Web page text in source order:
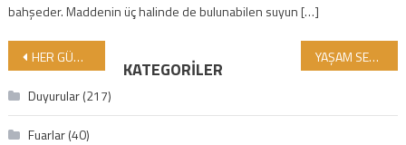
bahşeder. Maddenin üç halinde de bulunabilen suyun […]
Yazı gezinmesi
HER GÜN MUHATAP OLDUĞUMUZ UYARILARIMIZ VE TEPKİMİZ! YAŞAM SEVİNCİMİZ İÇİN KOZMETİKLERE DİKKAT EDİYOR MUYUZ?
KATEGORILER
Duyurular(217)
Fuarlar(40)